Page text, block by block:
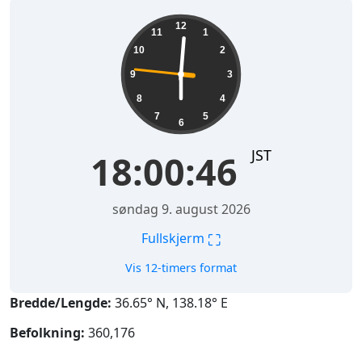
12
1
2
3
4
5
6
7
8
9
10
11
18:00:46 JST
søndag 9. august 2026
Fullskjerm ⛶
Vis 12-timers format
Bredde/Lengde: 36.65° N, 138.18° E
Befolkning: 360,176